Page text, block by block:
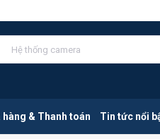
hàng & Thanh toán Tin tức nổi